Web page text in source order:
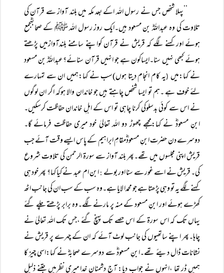
’’پہلا شخص جس نے رسول اللہ اکے بعد مکہ میں بلند آواز سے قرآن کی
تلاوت کی وہ عبداللہؓ بن مسعود ہیں۔ایک روز رسول اللہ ﷺ کے صحابہؓجمع
ہوئے اور کہنے لگے کہ قریش نے قرآن کواپنے سامنے بلندآوازمیں پڑھتے
ہوئے کبھی نہیں سنا۔ایساکون ہے جو انہیں قرآن سنائے؟عبداللہؓ بن مسعود
نے کہا:میں (یہ کام انجام دیتا ہوں)سب نے کہا:ہمیں ان سے تمہارے
لئے خوف ہے ۔ہم تو ایسا شخص چاہتے ہیں جو خاندان والا ہوکہ اگر ان لوگوں
نے اس سے کوئی بدسلوکی کرنا چاہی تو اس کے اہلِ خاندان حفاظت کرسکیں۔
ابنِ مسعودؓ نے کہا:مجھے چھوڑ دو اللہ تعالیٰ خود میری حفاظت فرمائے گا۔
دوسرے دن حضرت ابنِ مسعودؓمقامِ ابراہیم کے پاس ایسے وقت آئے جب
قریش اپنی مجلسوں میں تھے۔پھر بلند آواز سے سورۃ الرحمن کی تلاوت شروع
کی۔ قریش نے اسے غور سے سنا اور بولے :ابن ام عبد نے کیا کہا؟ پھر خود ہی
کہنے لگے یہ تو وہی پڑھتا ہے جو محمدا لایا ہے۔وہ سب کے سب ان کی جانب اٹھ
کھڑے ہوئے اور ابنِ مسعود کے منہ پر مارنے لگے۔وہ برابر پڑھتے چلے گئے
یہاں تک کہ اس سورۃ کے اس حصے تک پہنچ گئے ،جس تک اللہ تعالیٰ نے
چاہا۔پھر اپنے ساتھیوں کی جانب لوٹ آئے کہ ان کے چہرے پر قریش نے
نشانات ڈال دیئے تھے۔ابنِ مسعودؓ سے دوسرے صحابہؓ نے کہا:اسی چیز کا
ہمیں ڈر تھا ،انہوں نے جواب دیا: آج دشمنانِ خدا میری نظرمیں جتنے ذلیل